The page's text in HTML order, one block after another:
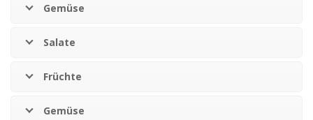
Gemüse
Salate
Früchte
Gemüse